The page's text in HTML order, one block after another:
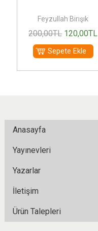
Feyzullah Birışık
200,00TL 120,00TL
Sepete Ekle
Anasayfa
Yayınevleri
Yazarlar
İletişim
Ürün Talepleri